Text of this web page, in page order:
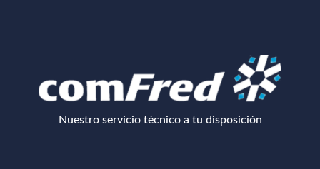
Nuestro servicio técnico a tu disposición